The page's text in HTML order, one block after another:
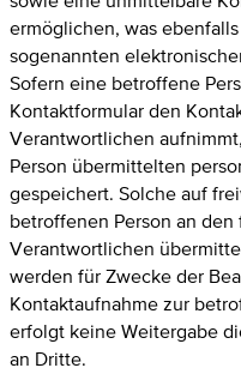
ermöglichen, was
sogenannten
Sofern eine betroffene
Kontaktformular den
Verantwortlichen
Person übermittelten
gespeichert. Solche auf
betroffenen Person an
Verantwortlichen
werden für Zwecke der
Kontaktaufnahme zur
erfolgt keine Weitergabe
an Dritte.